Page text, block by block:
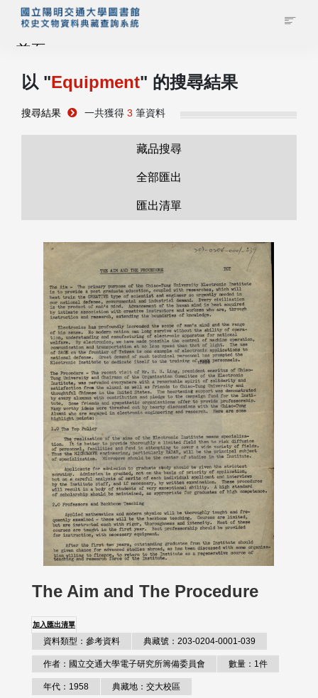
首頁
藏品查詢
管理者登入
以 "Equipment" 的搜尋結果
搜尋結果 一共獲得 3 筆資料
藏品搜尋
全部匯出
匯出清單
The Aim and The Procedure
加入匯出清單
資料類型：參考資料 典藏號：203-0204-0001-039
作者：國立交通大學電子研究所籌備委員會 數量：1件
年代：1958 典藏地：交大校區